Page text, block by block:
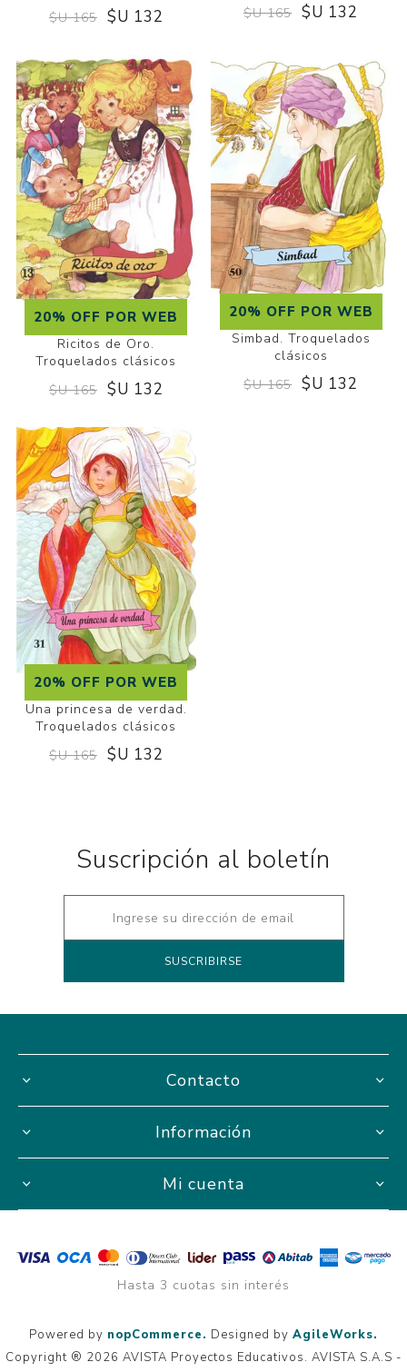
$U 165 $U 132
$U 165 $U 132
20% OFF POR WEB
Ricitos de Oro.
Troquelados clásicos
$U 165 $U 132
20% OFF POR WEB
Simbad. Troquelados
clásicos
$U 165 $U 132
20% OFF POR WEB
Una princesa de verdad.
Troquelados clásicos
$U 165 $U 132
Suscripción al boletín
Contacto
Información
Mi cuenta
Hasta 3 cuotas sin interés
Powered by nopCommerce. Designed by AgileWorks.
Copyright ® 2026 AVISTA Proyectos Educativos. AVISTA S.A.S -